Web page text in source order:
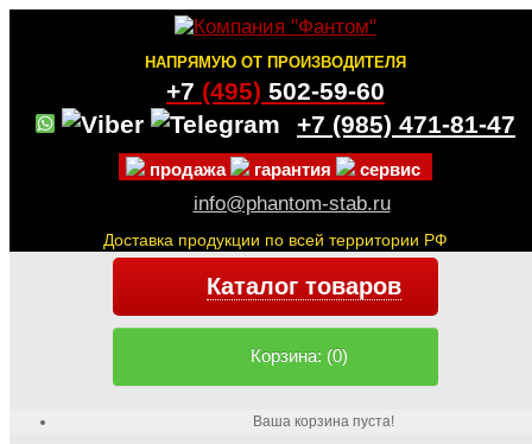
НАПРЯМУЮ ОТ ПРОИЗВОДИТЕЛЯ
+7 (495) 502-59-60
+7 (985) 471-81-47
продажа гарантия сервис
info@phantom-stab.ru
Доставка продукции по всей территории РФ
Каталог товаров
Корзина: (0)
Ваша корзина пуста!